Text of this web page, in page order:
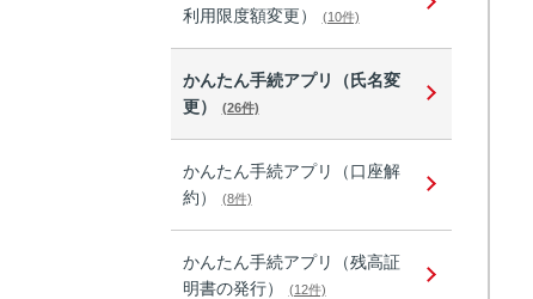
利用限度額変更）
(10件)
かんたん手続アプリ（氏名変
更）
(26件)
かんたん手続アプリ（口座解
約）
(8件)
かんたん手続アプリ（残高証
明書の発行）
(12件)